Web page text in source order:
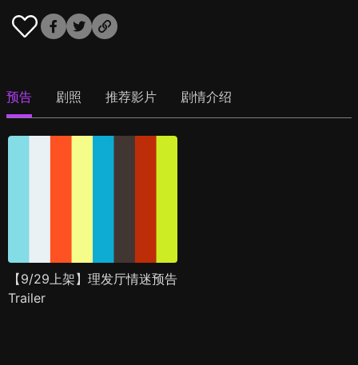
预告 剧照 推荐影片 剧情介绍
【9/29上架】理发厅情迷预告
Trailer